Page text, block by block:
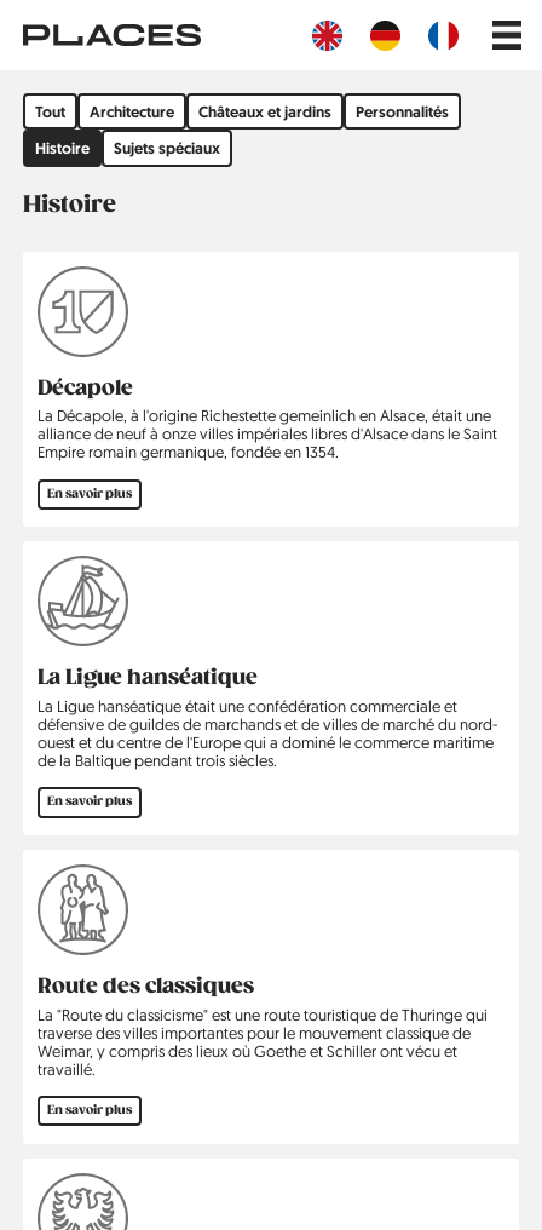
contenu
Main
Filter
by
group
Tout Architecture Châteaux et jardins
Personnalités
Histoire
Sujets spéciaux
Histoire
Décapole
La Décapole, à l'origine Richestette gemeinlich en Alsace, était une
alliance de neuf à onze villes impériales libres d'Alsace dans le Saint
Empire romain germanique, fondée en 1354.
En savoir plus
La Ligue hanséatique
La Ligue hanséatique était une confédération commerciale et
défensive de guildes de marchands et de villes de marché du nord-
ouest et du centre de l'Europe qui a dominé le commerce maritime
de la Baltique pendant trois siècles.
En savoir plus
Route des classiques
La "Route du classicisme" est une route touristique de Thuringe qui
traverse des villes importantes pour le mouvement classique de
Weimar, y compris des lieux où Goethe et Schiller ont vécu et
travaillé.
En savoir plus